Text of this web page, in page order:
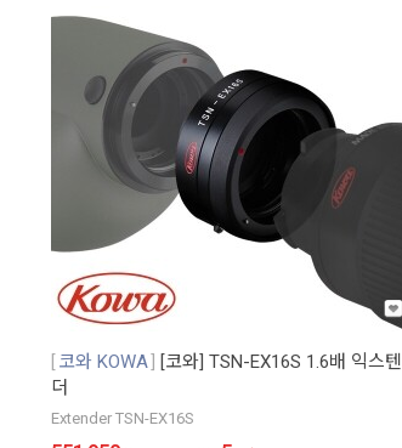
코와 KOWA
[코와] TSN-EX16S 1.6배 익스텐
더
Extender TSN-EX16S